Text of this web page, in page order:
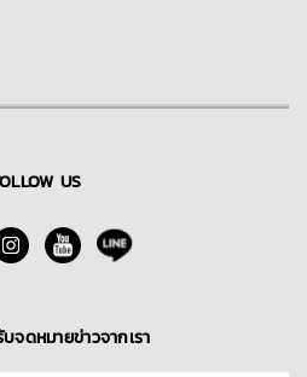
US
จดหมายข่าวจากเรา